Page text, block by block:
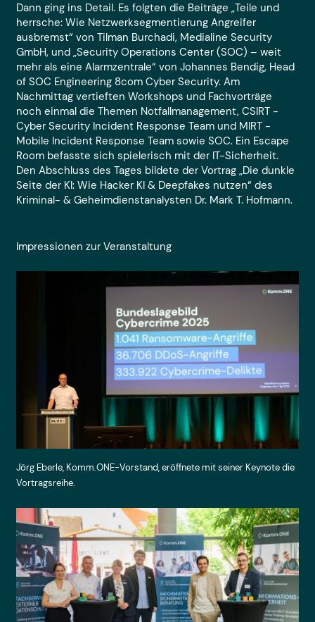
Dann ging ins Detail. Es folgten die Beiträge „Teile und
herrsche: Wie Netzwerksegmentierung Angreifer
ausbremst“ von Tilman Burchadi, Medialine Security
GmbH, und „Security Operations Center (SOC) – weit
mehr als eine Alarmzentrale“ von Johannes Bendig, Head
of SOC Engineering 8com Cyber Security. Am
Nachmittag vertieften Workshops und Fachvorträge
noch einmal die Themen Notfallmanagement, CSIRT -
Cyber Security Incident Response Team und MIRT -
Mobile Incident Response Team sowie SOC. Ein Escape
Room befasste sich spielerisch mit der IT-Sicherheit.
Den Abschluss des Tages bildete der Vortrag „Die dunkle
Seite der KI: Wie Hacker KI & Deepfakes nutzen“ des
Kriminal- & Geheimdienstanalysten Dr. Mark T. Hofmann.
Impressionen zur Veranstaltung
Jörg Eberle, Komm.ONE-Vorstand, eröffnete mit seiner Keynote die
Vortragsreihe.